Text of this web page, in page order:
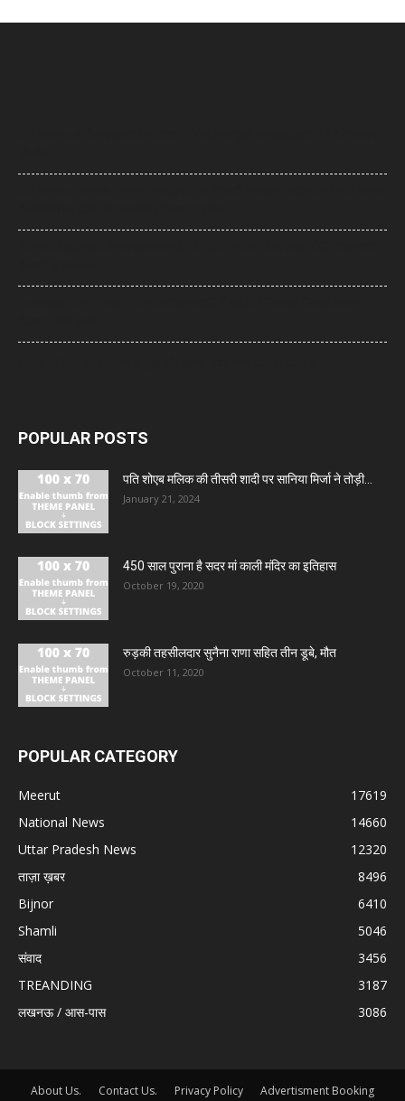
POPULAR POSTS
पति शोएब मलिक की तीसरी शादी पर सानिया मिर्जा ने तोड़ी...
January 21, 2024
450 साल पुराना है सदर मां काली मंदिर का इतिहास
October 19, 2020
रुड़की तहसीलदार सुनैना राणा सहित तीन डूबे, मौत
October 11, 2020
POPULAR CATEGORY
Meerut
17619
National News
14660
Uttar Pradesh News
12320
ताज़ा ख़बर
8496
Bijnor
6410
Shamli
5046
संवाद
3456
TREANDING
3187
लखनऊ / आस-पास
3086
About Us. Contact Us. Privacy Policy Advertisment Booking